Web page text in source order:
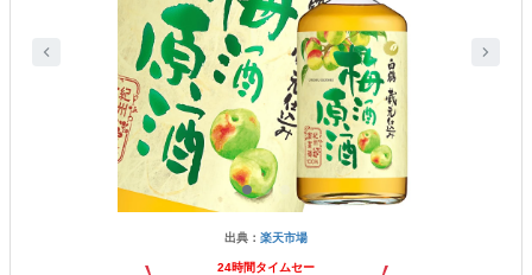
出典： 楽天市場
24時間タイムセー